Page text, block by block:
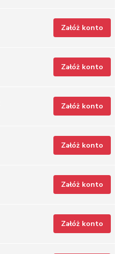
Załóż konto
Załóż konto
Załóż konto
Załóż konto
Załóż konto
Załóż konto